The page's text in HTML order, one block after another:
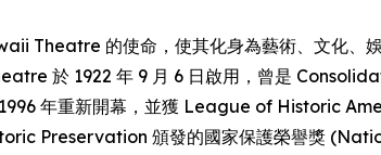
Theatre 的使命，使其化身為藝術、文化、
於 1922 年 9 月 6 日啟用，曾是
年重新開幕，並獲 League of Historic
Preservation 頒發的國家保護榮譽獎